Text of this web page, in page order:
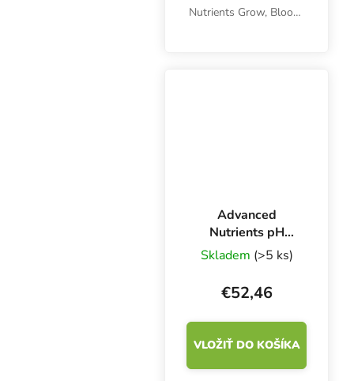
Nutrients Grow, Bloom,
Advanced
Nutrients pH
Perfect Micro 5 l,
mikrokomponent
základného
hnojiva
Skladem (>5 ks)
€52,46
VLOŽIŤ DO KOŠÍKA